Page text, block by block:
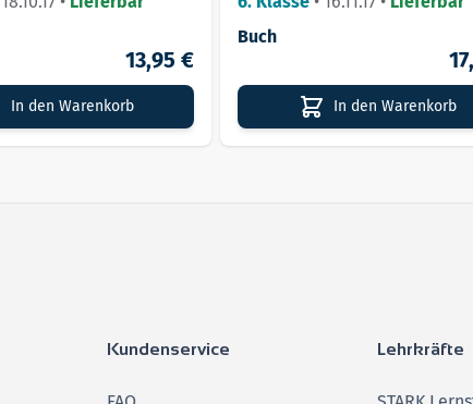
13,95 €
In den Warenkorb
Buch
In den Warenkorb
Kundenservice Lehrkräfte